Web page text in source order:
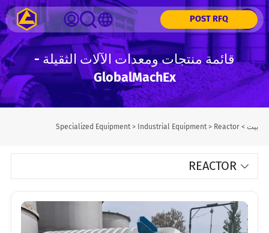
POST RFQ
قائمة منتجات ومعدات الآلات الثقيلة -
GlobalMachEx
بيت>
Specialized Equipment > Industrial Equipment > Reactor
REACTOR